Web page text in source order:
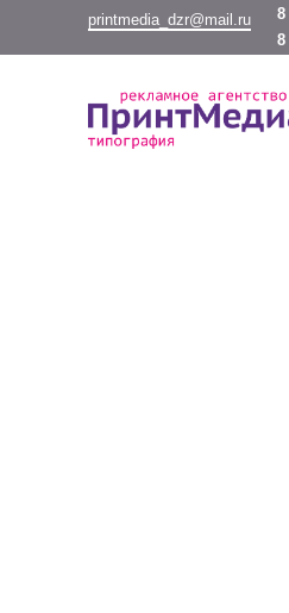
8
printmedia_dzr@mail.ru
8